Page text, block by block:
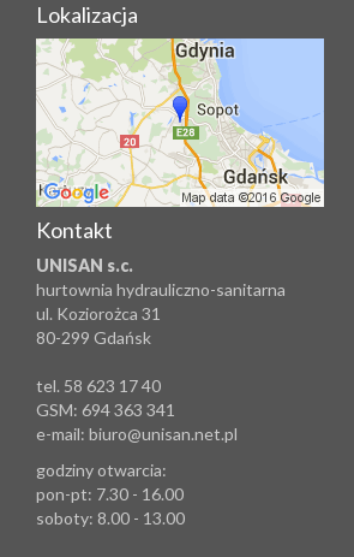
Lokalizacja
Kontakt
UNISAN s.c.
hurtownia hydrauliczno-sanitarna
ul. Koziorożca 31
80-299 Gdańsk
tel. 58 623 17 40
GSM: 694 363 341
e-mail: biuro@unisan.net.pl
godziny otwarcia:
pon-pt: 7.30 - 16.00
soboty: 8.00 - 13.00